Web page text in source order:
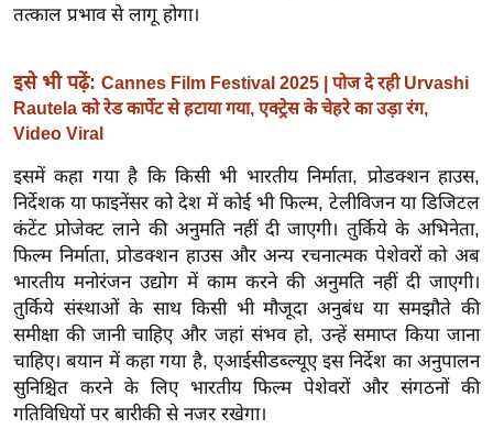
ग
डि
या
सा
हि
त्य
ज
ग
त
ऑ
टो
व
र्ल्ड
तत्काल प्रभाव से लागू होगा।
इसे भी पढ़ें: Cannes Film Festival 2025 | पोज दे रही Urvashi
Rautela को रेड कार्पेट से हटाया गया, एक्ट्रेस के चेहरे का उड़ा रंग,
Video Viral
इसमें कहा गया है कि किसी भी भारतीय निर्माता, प्रोडक्शन हाउस,
निर्देशक या फाइनेंसर को देश में कोई भी फिल्म, टेलीविजन या डिजिटल
कंटेंट प्रोजेक्ट लाने की अनुमति नहीं दी जाएगी। तुर्किये के अभिनेता,
फिल्म निर्माता, प्रोडक्शन हाउस और अन्य रचनात्मक पेशेवरों को अब
भारतीय मनोरंजन उद्योग में काम करने की अनुमति नहीं दी जाएगी।
तुर्किये संस्थाओं के साथ किसी भी मौजूदा अनुबंध या समझौते की
समीक्षा की जानी चाहिए और जहां संभव हो, उन्हें समाप्त किया जाना
चाहिए। बयान में कहा गया है, एआईसीडब्ल्यूए इस निर्देश का अनुपालन
सुनिश्चित करने के लिए भारतीय फिल्म पेशेवरों और संगठनों की
गतिविधियों पर बारीकी से नजर रखेगा।